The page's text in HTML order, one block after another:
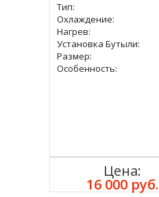
Тип:
Охлаждение:
Нагрев:
Установка Бутыли:
Размер:
Особенность:
Цена:
16 000 руб.